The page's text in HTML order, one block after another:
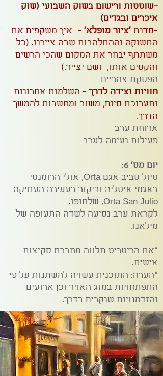
-שוטטות ורישום בשוק השבועי (שוק
איכרים ובגדים)
-סדנת 'ציור מופלא' - איך משקפים את
התשוקה וההתלהבות שבה ציירנו. (כל
משתתף יבחר את המקום שהכי הרשים
והקסים אותו, ושם יצייר.)
הפסקת צהריים
חוויות וצידה לדרך - השלמות אחרונות
ותערוכת סיום, משוב ומחשבות להמשך
הדרך.
ארוחת ערב
פעילות נעימה לערב
יום מס' 6
:
טיול סביב אגם Orta, אולי הרומנטי
באגמי איטליה וביקור בעעירה העתיקה
Orta San Julio, שלחופו.
לקראת ערב נסיעה לשדה התעופה של
מילאנו.
*את הריטריט תלווה מחברת סקיצות
אישית.
*הערה: התוכנית עשויה להשתנות על פי
התפתחויות במזג האויר וכן ארועים
והזדמנויות שנקרים בדרך.